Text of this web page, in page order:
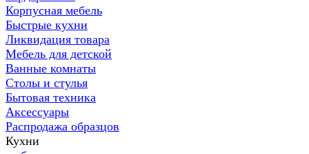
Корпусная мебель
Быстрые кухни
Ликвидация товара
Мебель для детской
Ванные комнаты
Столы и стулья
Бытовая техника
Аксессуары
Распродажа образцов
Кухни